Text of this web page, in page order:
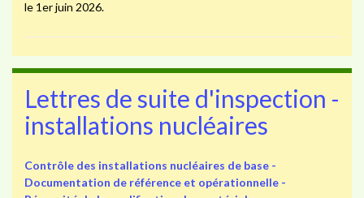
le 1er juin 2026.
Lettres de suite d'inspection -
installations nucléaires
Contrôle des installations nucléaires de base -
Documentation de référence et opérationnelle -